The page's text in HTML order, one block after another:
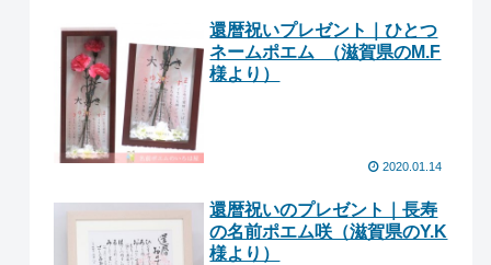
還暦祝いプレゼント｜ひとつ
ネームポエム （滋賀県のM.F
様より ）
2020.01.14
還暦祝いのプレゼント｜長寿
の名前ポエム咲（滋賀県のY.K
様より ）